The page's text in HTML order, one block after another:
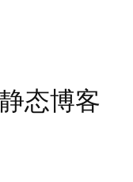
态博客